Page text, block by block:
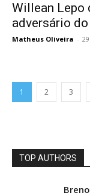
Willean Lepo
adversário
Matheus Oliveira -
1 2 3
TOP AUTHORS